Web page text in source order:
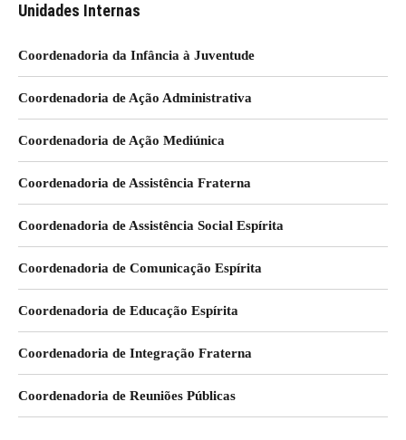
Unidades Internas
Coordenadoria da Infância à Juventude
Coordenadoria de Ação Administrativa
Coordenadoria de Ação Mediúnica
Coordenadoria de Assistência Fraterna
Coordenadoria de Assistência Social Espírita
Coordenadoria de Comunicação Espírita
Coordenadoria de Educação Espírita
Coordenadoria de Integração Fraterna
Coordenadoria de Reuniões Públicas